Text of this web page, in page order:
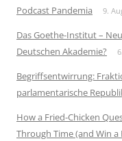
Podcast Pandemia
9.
Das Goethe-Institut –
Deutschen Akademie?
Begriffsentwirrung:
parlamentarische
How a Fried-Chicken
Through Time (and Win a